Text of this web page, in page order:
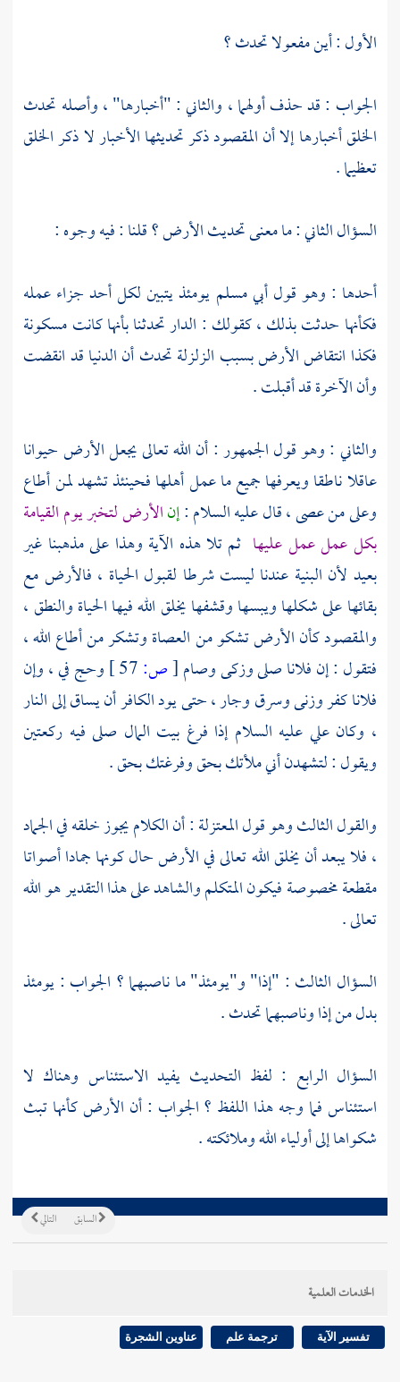
الأول : أين مفعولا تحدث ؟
الجواب : قد حذف أولهما ، والثاني : "أخبارها" ، وأصله تحدث
الخلق أخبارها إلا أن المقصود ذكر تحديثها الأخبار لا ذكر الخلق
تعظيما .
السؤال الثاني : ما معنى تحديث الأرض ؟ قلنا : فيه وجوه :
أحدها : وهو قولأبي مسلم يومئذ يتبين لكل أحد جزاء عمله
فكأنها حدثت بذلك ، كقولك : الدار تحدثنا بأنها كانت مسكونة
فكذا انتقاض الأرض بسبب الزلزلة تحدث أن الدنيا قد انقضت
وأن الآخرة قد أقبلت .
والثاني : وهو قول الجمهور : أن الله تعالى يجعل الأرض حيوانا
عاقلا ناطقا ويعرفها جميع ما عمل أهلها فحينئذ تشهد لمن أطاع
وعلى من عصى ، قال عليه السلام :إنالأرض لتخبر يوم القيامة
بكل عمل عمل عليها ثم تلا هذه الآية وهذا على مذهبنا غير
بعيد لأن البنية عندنا ليست شرطا لقبول الحياة ، فالأرض مع
بقائها على شكلها ويبسها وقشفها يخلق الله فيها الحياة والنطق ،
والمقصود كأن الأرض تشكو من العصاة وتشكر من أطاع الله ،
فتقول : إن فلانا صلى وزكى وصام[ص:
وحج في ، وإن
فلانا كفر وزنى وسرق وجار ، حتى يود الكافر أن يساق إلى النار
، وكانعلي عليه السلام إذا فرغ بيت المال صلى فيه ركعتين
ويقول : لتشهدن أني ملأتك بحق وفرغتك بحق .
والقول الثالث وهو قولالمعتزلة: أن الكلام يجوز خلقه في الجماد
، فلا يبعد أن يخلق الله تعالى في الأرض حال كونها جمادا أصواتا
مقطعة مخصوصة فيكون المتكلم والشاهد على هذا التقدير هو الله
تعالى .
السؤال الثالث : "إذا" و"يومئذ" ما ناصبهما ؟ الجواب : يومئذ
بدل من إذا وناصبهما تحدث .
السؤال الرابع : لفظ التحديث يفيد الاستئناس وهناك لا
استئناس فما وجه هذا اللفظ ؟ الجواب : أن الأرض كأنها تبث
شكواها إلى أولياء الله وملائكته .
التالي السابق
الخدمات العلمية
تفسير الآية ترجمة علم عناوين الشجرة